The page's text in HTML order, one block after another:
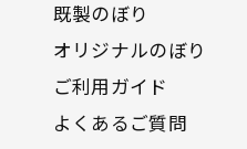
既製のぼり
オリジナルのぼり
ご利用ガイド
よくあるご質問